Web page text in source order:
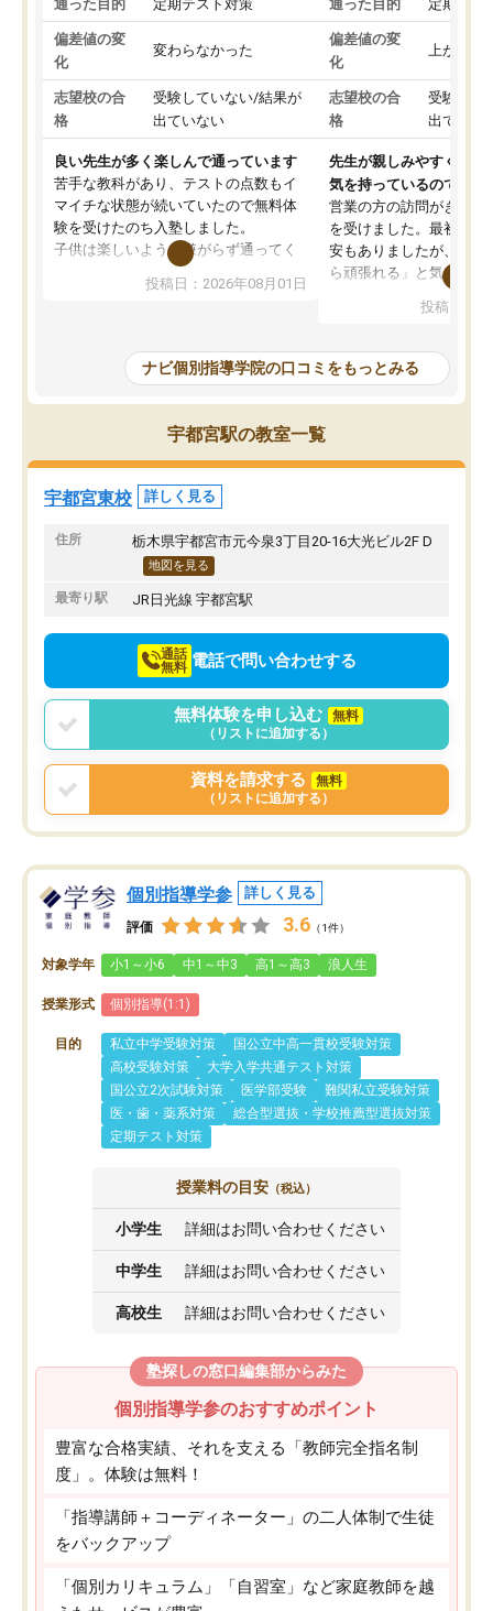
通った目的 定期テスト対策
偏差値の変
化
変わらなかった
志望校の合
格
受験していない/結果が
出ていない
良い先生が多く楽しんで通っています
苦手な教科があり、テストの点数もイ
マイチな状態が続いていたので無料体
験を受けたのち入塾しました。
子供は楽しいようで嫌がらず通ってく
先生は良い方が多く、いつも笑顔で対
教室は少し狭い印象なので夜の時間帯
など生徒さんが多い時間帯は手狭では
ないかな？と感じます。
また駅前にあるのでアクセスは良いで
すが駐車場がないのでお迎えの際に近
隣のコインパーキングを利用または路
上駐車をするしかない点が少し不便で
投稿日：2026年08月01日
通った目的 定期テス
偏差値の変
化
上がった
志望校の合
格
受験して
出ていな
先生が親しみやすく勉強
気を持っているので安心
営業の方の訪問がきっか
を受けました。最初は続
安もありましたが、子ど
ら頑張れる」と気に入り
ても分かりやすく、学
方を丁寧に教えてくださ
が深まっていると感じま
熱心で、一人ひとりの苦
前より勉強に前向きに取
りたいと思える塾です。
投稿日：
ナビ個別指導学院の口コミをもっとみる
宇都宮駅の教室一覧
宇都宮東校 詳しく見る
住所 栃木県宇都宮市元今泉3丁目20-16大光ビル2F D
地図を見る
最寄り駅 JR日光線 宇都宮駅
通話
無料 電話で問い合わせする
無料体験を申し込む
無料
（リストに追加する）
資料を請求する
無料
（リストに追加する）
個別指導学参 詳しく見る
評価 3.6 （1件）
対象学年 小1～小6 中1～中3 高1～高3 浪人生
授業形式 個別指導(1:1)
目的 私立中学受験対策
国公立中高一貫校受験対策
高校受験対策
大学入学共通テスト対策
国公立2次試験対策
医学部受験
難関私立受験対策
医・歯・薬系対策
総合型選抜・学校推薦型選抜対策
定期テスト対策
授業料の目安 （税込）
小学生 詳細はお問い合わせください
中学生 詳細はお問い合わせください
高校生 詳細はお問い合わせください
塾探しの窓口編集部からみた
個別指導学参のおすすめポイント
豊富な合格実績、それを支える「教師完全指名制
度」。体験は無料！
「指導講師＋コーディネーター」の二人体制で生徒
をバックアップ
「個別カリキュラム」「自習室」など家庭教師を越